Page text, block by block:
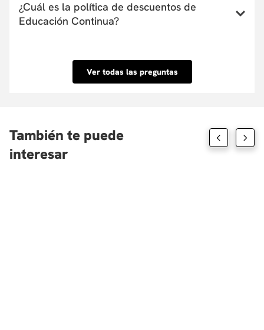
entidades financieras que ofrecen financiación de
uno a seis meses. Estas entidades pueden cubrir
inmediata. Conoce las entidades con las que
tenemos convenio aquí.
¿Cuál es la política de descuentos de
Educación Continua?
Ver todas las preguntas
También te puede
interesar